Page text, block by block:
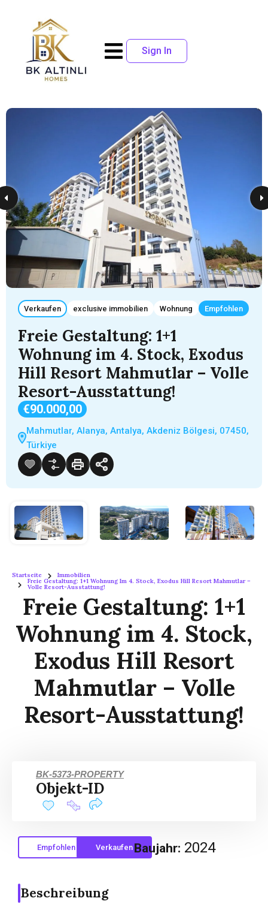
Sign In
Verkaufen exclusive immobilien Wohnung Empfohlen
Freie Gestaltung: 1+1
Wohnung im 4. Stock, Exodus
Hill Resort Mahmutlar – Volle
Resort-Ausstattung!
€90.000,00
Mahmutlar, Alanya, Antalya, Akdeniz Bölgesi, 07450,
Türkiye
Startseite Immobilien
Freie Gestaltung: 1+1 Wohnung Im 4. Stock, Exodus Hill Resort Mahmutlar –
Volle Resort-Ausstattung!
Freie Gestaltung: 1+1
Wohnung im 4. Stock,
Exodus Hill Resort
Mahmutlar – Volle
Resort-Ausstattung!
Objekt-ID
BK-5373-PROPERTY
Empfohlen Verkaufen Baujahr: 2024
Beschreibung